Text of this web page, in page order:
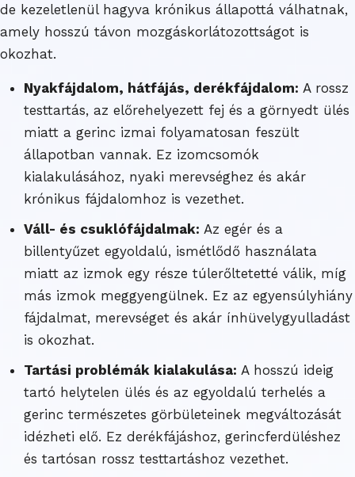
de kezeletlenül hagyva krónikus állapottá válhatnak,
amely hosszú távon mozgáskorlátozottságot is
okozhat.
Nyakfájdalom, hátfájás, derékfájdalom: A rossz
testtartás, az előrehelyezett fej és a görnyedt ülés
miatt a gerinc izmai folyamatosan feszült
állapotban vannak. Ez izomcsomók
kialakulásához, nyaki merevséghez és akár
krónikus fájdalomhoz is vezethet.
Váll- és csuklófájdalmak: Az egér és a
billentyűzet egyoldalú, ismétlődő használata
miatt az izmok egy része túlerőltetetté válik, míg
más izmok meggyengülnek. Ez az egyensúlyhiány
fájdalmat, merevséget és akár ínhüvelygyulladást
is okozhat.
Tartási problémák kialakulása: A hosszú ideig
tartó helytelen ülés és az egyoldalú terhelés a
gerinc természetes görbületeinek megváltozását
idézheti elő. Ez derékfájáshoz, gerincferdüléshez
és tartósan rossz testtartáshoz vezethet.